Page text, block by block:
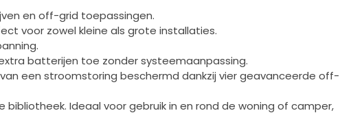
en off-grid toepassingen.
voor zowel kleine als grote installaties.
batterijen toe zonder systeemaanpassing.
een stroomstoring beschermd dankzij vier geavanceerde off-
Ideaal voor gebruik in en rond de woning of camper,